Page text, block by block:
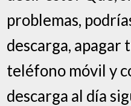
problemas,
descarga, apagar
teléfono móvil y
descarga al día